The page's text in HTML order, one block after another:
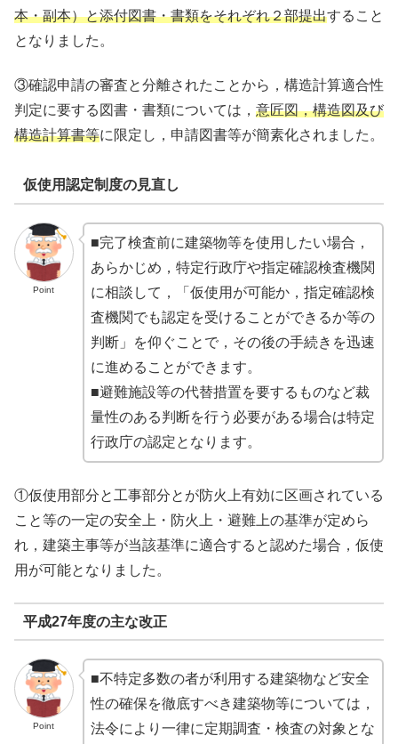
本・副本）と添付図書・書類をそれぞれ２部提出すること
となりました。
③確認申請の審査と分離されたことから，構造計算適合性
判定に要する図書・書類については， 意匠図，構造図及び
構造計算書等に限定し，申請図書等が簡素化されました。
仮使用認定制度の見直し
Point
■完了検査前に建築物等を使用したい場合，
あらかじめ，特定行政庁や指定確認検査機関
に相談して，「仮使用が可能か，指定確認検
査機関でも認定を受けることができるか等の
判断」を仰ぐことで，その後の手続きを迅速
に進めることができます。
■避難施設等の代替措置を要するものなど裁
量性のある判断を行う必要がある場合は特定
行政庁の認定となります。
①仮使用部分と工事部分とが防火上有効に区画されている
こと等の一定の安全上・防火上・避難上の基準が定めら
れ，建築主事等が当該基準に適合すると認めた場合，仮使
用が可能となりました。
平成27年度の主な改正
Point
■不特定多数の者が利用する建築物など安全
性の確保を徹底すべき建築物等については，
法令により一律に定期調査・検査の対象とな